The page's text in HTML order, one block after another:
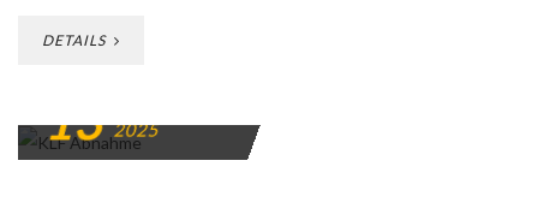
DETAILS
13 2025